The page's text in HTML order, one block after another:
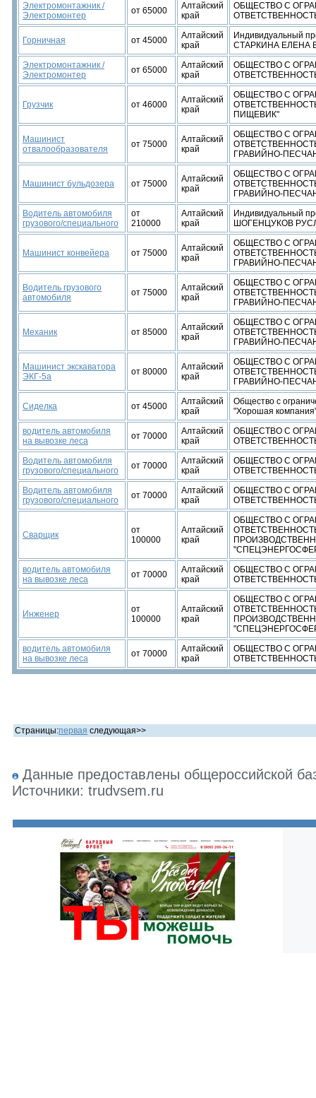
Электромонтажник /
Электромонтер
от 65000
Алтайский
край
ОБЩЕСТВО С
Горничная от 45000
Алтайский
край
Индивидуальный
СТАРКИНА ЕЛЕНА
Электромонтажник /
Электромонтер
от 65000
Алтайский
край
ОБЩЕСТВО С
Грузчик от 46000
Алтайский
край
ОБЩЕСТВО С
ПИЩЕВИК"
Машинист
отвалообразователя
от 75000
Алтайский
край
ОБЩЕСТВО С
ГРАВИЙНО-
Машинист бульдозера от 75000
Алтайский
край
ОБЩЕСТВО С
ГРАВИЙНО-
Водитель автомобиля
грузового/специального
от
210000
Алтайский
край
Индивидуальный
ШОГЕНЦУКОВ
Машинист конвейера от 75000
Алтайский
край
ОБЩЕСТВО С
ГРАВИЙНО-
Водитель грузового
автомобиля
от 75000
Алтайский
край
ОБЩЕСТВО С
ГРАВИЙНО-
Механик от 85000
Алтайский
край
ОБЩЕСТВО С
ГРАВИЙНО-
Машинист экскаватора
ЭКГ-5а
от 80000
Алтайский
край
ОБЩЕСТВО С
ГРАВИЙНО-
Сиделка от 45000
Алтайский
край
Общество с
"Хорошая
водитель автомобиля
на вывозке леса
от 70000
Алтайский
край
ОБЩЕСТВО С
Водитель автомобиля
грузового/специального
от 70000
Алтайский
край
ОБЩЕСТВО С
Водитель автомобиля
грузового/специального
от 70000
Алтайский
край
ОБЩЕСТВО С
Сварщик
от
100000
Алтайский
край
ОБЩЕСТВО С
водитель автомобиля
на вывозке леса
от 70000
Алтайский
край
ОБЩЕСТВО С
Инженер
от
100000
Алтайский
край
ОБЩЕСТВО С
водитель автомобиля
на вывозке леса
от 70000
Алтайский
край
ОБЩЕСТВО С
Страницы:первая следующая>>
Данные предоставлены общероссийской
Источники: trudvsem.ru